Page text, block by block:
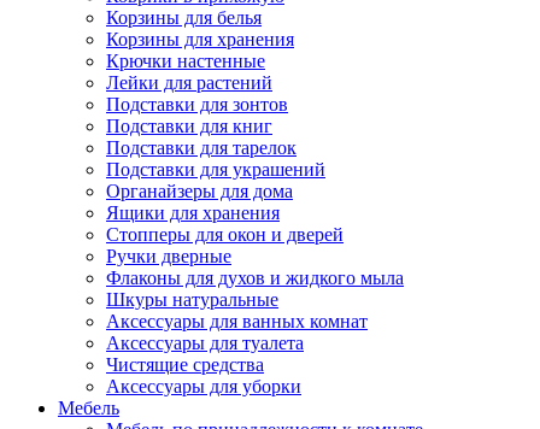
Корзины для белья
Корзины для хранения
Крючки настенные
Лейки для растений
Подставки для зонтов
Подставки для книг
Подставки для тарелок
Подставки для украшений
Органайзеры для дома
Ящики для хранения
Стопперы для окон и дверей
Ручки дверные
Флаконы для духов и жидкого мыла
Шкуры натуральные
Аксессуары для ванных комнат
Аксессуары для туалета
Чистящие средства
Аксессуары для уборки
Мебель